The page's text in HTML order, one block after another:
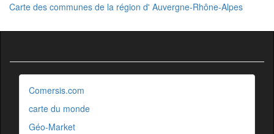
Carte des communes de la région d' Auvergne-Rhône-Alpes
Comersis.com
carte du monde
Géo-Market